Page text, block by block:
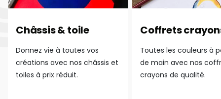
Châssis & toile
Donnez vie à toutes vos
créations avec nos châssis et
toiles à prix réduit.
Coffrets
Toutes les couleurs à
de main avec nos
crayons de qualité.